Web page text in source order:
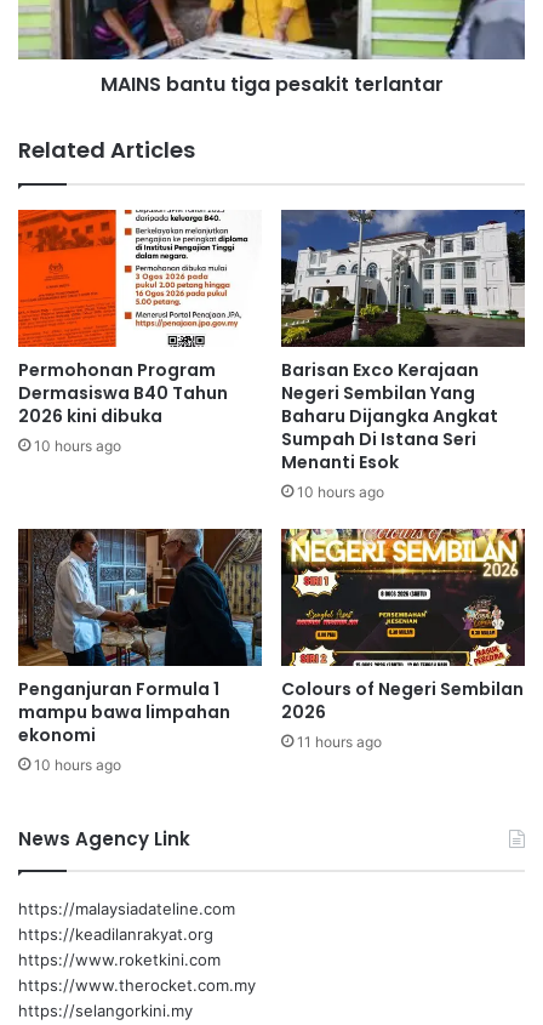
i
b
p
a
d
a
P
D
K
B
a
h
a
a
n
t
g
a
p
e
s
k
i
t
t
e
r
a
r
MAINS bantu tiga pesakit terlantar
Related Articles
Permohonan Program
Dermasiswa B40 Tahun
2026 kini dibuka
10 hours ago
Barisan Exco Kerajaan
Negeri Sembilan Yang
Baharu Dijangka Angkat
Sumpah Di Istana Seri
Menanti Esok
10 hours ago
Penganjuran Formula 1
mampu bawa limpahan
ekonomi
10 hours ago
Colours of Negeri Sembilan
2026
11 hours ago
News Agency Link
https://malaysiadateline.com
https://keadilanrakyat.org
https://www.roketkini.com
https://www.therocket.com.my
https://selangorkini.my